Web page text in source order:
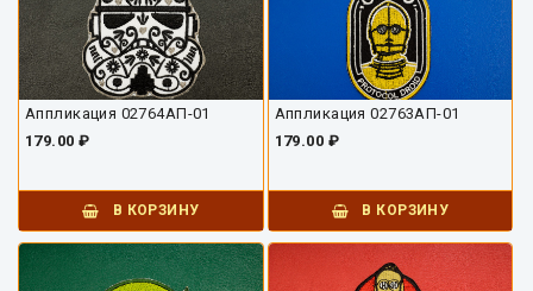
Аппликация 02764АП-01
179.00 ₽
В КОРЗИНУ
Аппликация 02763АП-01
179.00 ₽
В КОРЗИНУ